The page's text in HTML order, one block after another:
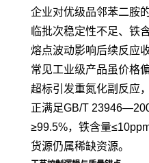
企业对优级品邻苯二胺
临批次稳定性不足、铁
熔点波动影响后续反应
常见工业级产品虽价格
超标引发重氮化副反应
正满足GB/T
≥99.5%，铁含量
货源仍属稀缺资源。